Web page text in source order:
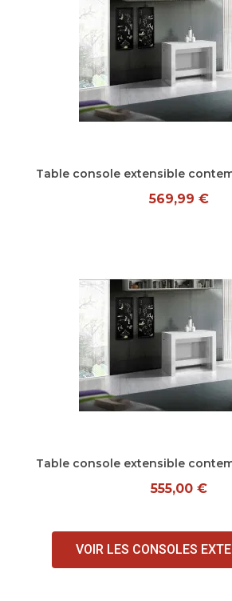
Aperçu rapide
569,99 €
Aperçu rapide
555,00 €
VOIR LES CONSOLES